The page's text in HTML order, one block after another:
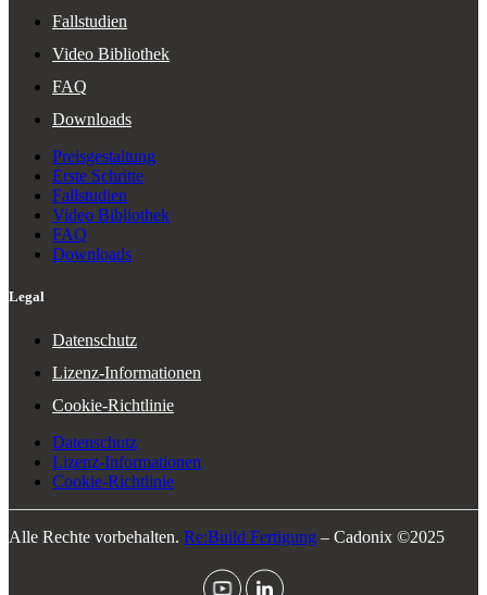
Fallstudien
Video Bibliothek
FAQ
Downloads
Preisgestaltung
Erste Schritte
Fallstudien
Video Bibliothek
FAQ
Downloads
Legal
Datenschutz
Lizenz-Informationen
Cookie-Richtlinie
Datenschutz
Lizenz-Informationen
Cookie-Richtlinie
Alle Rechte vorbehalten. Re:Build Fertigung – Cadonix ©2025